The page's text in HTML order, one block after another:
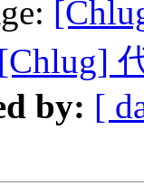
[Chlug]
by: [